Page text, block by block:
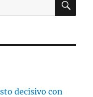
decisivo con